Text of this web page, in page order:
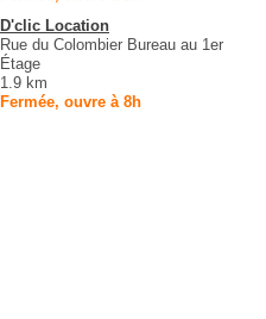
D'clic Location
Rue du Colombier Bureau au 1er
Étage
1.9 km
Fermée, ouvre à 8h